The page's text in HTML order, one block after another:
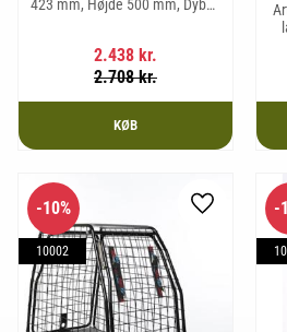
423 mm, Højde 500 mm, Dybde
2.438 kr.
2.708kr.
KØB
10%
10002
Gem som